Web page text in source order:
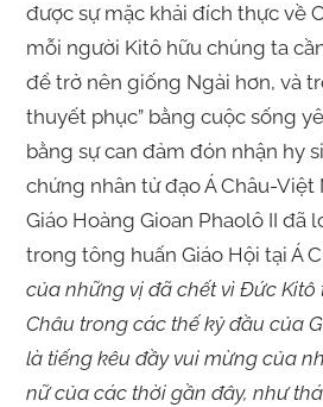
được sự mặc khải đích thực về
mỗi người Kitô hữu chúng ta
để trở nên giống Ngài hơn, và
thuyết phục” bằng cuộc sống
bằng sự can đảm đón nhận hy
chứng nhân tử đạo Á Châu-
Giáo Hoàng Gioan Phaolô II đã
trong tông huấn Giáo Hội tại Á
của những vị đã chết vì Đức Kitô
Châu trong các thế kỷ đầu của
là tiếng kêu đầy vui mừng của
nữ của các thời gần đây, như